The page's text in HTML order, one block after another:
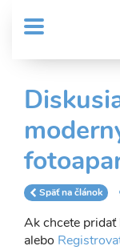
obsah
MENU
Sub
Header
menu
User
account
menu
Späť na článok
Ak chcete pridať
alebo